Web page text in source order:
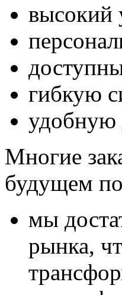
высокий
гибкую
удобную
Многие
будущем
мы
рынка,